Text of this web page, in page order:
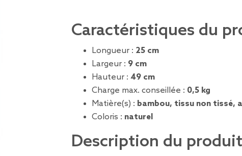
Caractéristiques du
Longueur : 25 cm
Largeur : 9 cm
Hauteur : 49 cm
Charge max. conseillée : 0,5 kg
Matière(s) : bambou, tissu non tissé,
Coloris : naturel
Description du produit